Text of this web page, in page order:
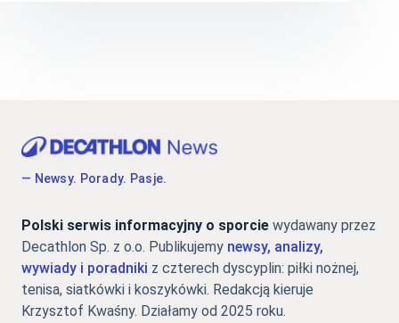
— Newsy. Porady. Pasje.
Polski serwis informacyjny o sporcie wydawany przez
Decathlon Sp. z o.o. Publikujemy newsy, analizy,
wywiady i poradniki z czterech dyscyplin: piłki nożnej,
tenisa, siatkówki i koszykówki. Redakcją kieruje
Krzysztof Kwaśny. Działamy od 2025 roku.